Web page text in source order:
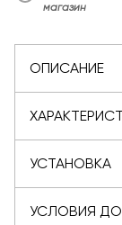
магазин
ОПИСАНИЕ
УСТАНОВКА
УСЛОВИЯ